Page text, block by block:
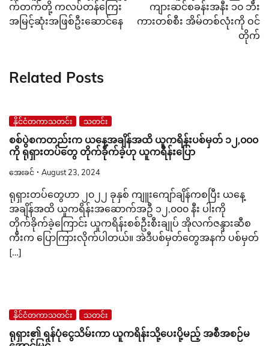
က်တက်တို့ ကလပ်တန်ကြေး
အမြင့်ဆုံးအဖြစ်ဦးဆောင်နေ
ကျားဆင်စခန်းအနီး ၁၀ ဘီး
ကားတစ်စီး အိမ်တစ်လုံးကို ဝင်
တိုက်
Related Posts
နိုင်ငံတကာသတင်း သတင်း
စစ်ပွဲစကတည်းက ယနေ့အချိန်အထိ ယူကရိန်းပစ်မှတ် ၁၂,၀၀၀
ကို ရုရှားတပ်တွေ တိုက်ခိုက်ခဲ့ဟု ယူကရိန်းပြော
အေးခင် August 23, 2024
ရုရှားတပ်တွေဟာ ၂၀၂၂ ခုနှစ် ကျူးကျော်ချိန်ကစပြီး ယနေ့
အချိန်အထိ ယူကရိန်းအဆောက်အဦ ၁၂,၀၀၀ နီး ပါးကို
တိုက်ခိုက်ခဲ့ကြောင်း ယူကရိန်းစစ်ဦးစီးချုပ် အိုလက်ဇန္ဒားဆီစ
ကီးက ပြောကြားလိုက်ပါတယ်။ အဲဒီပစ်မှတ်တွေအနက် ပစ်မှတ်
[…]
နိုင်ငံတကာသတင်း သတင်း
ရုရှား၏ ရန်ပုံငွေသိမ်းကာ ယူကရိန်းသို့ပေးပို့မည့် အစီအစဉ်မ